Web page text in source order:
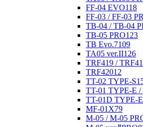
FF-04 EVO118
FF-03 / FF-03
TB-04 / TB-04
TB-05 PRO123
TB Evo.7109
TA05 ver.II126
TRF419 /
TRF42012
TT-02 TYPE-S
TT-01 TYPE-E /
TT-01D TYPE-E
MF-01X79
M-05 / M-05